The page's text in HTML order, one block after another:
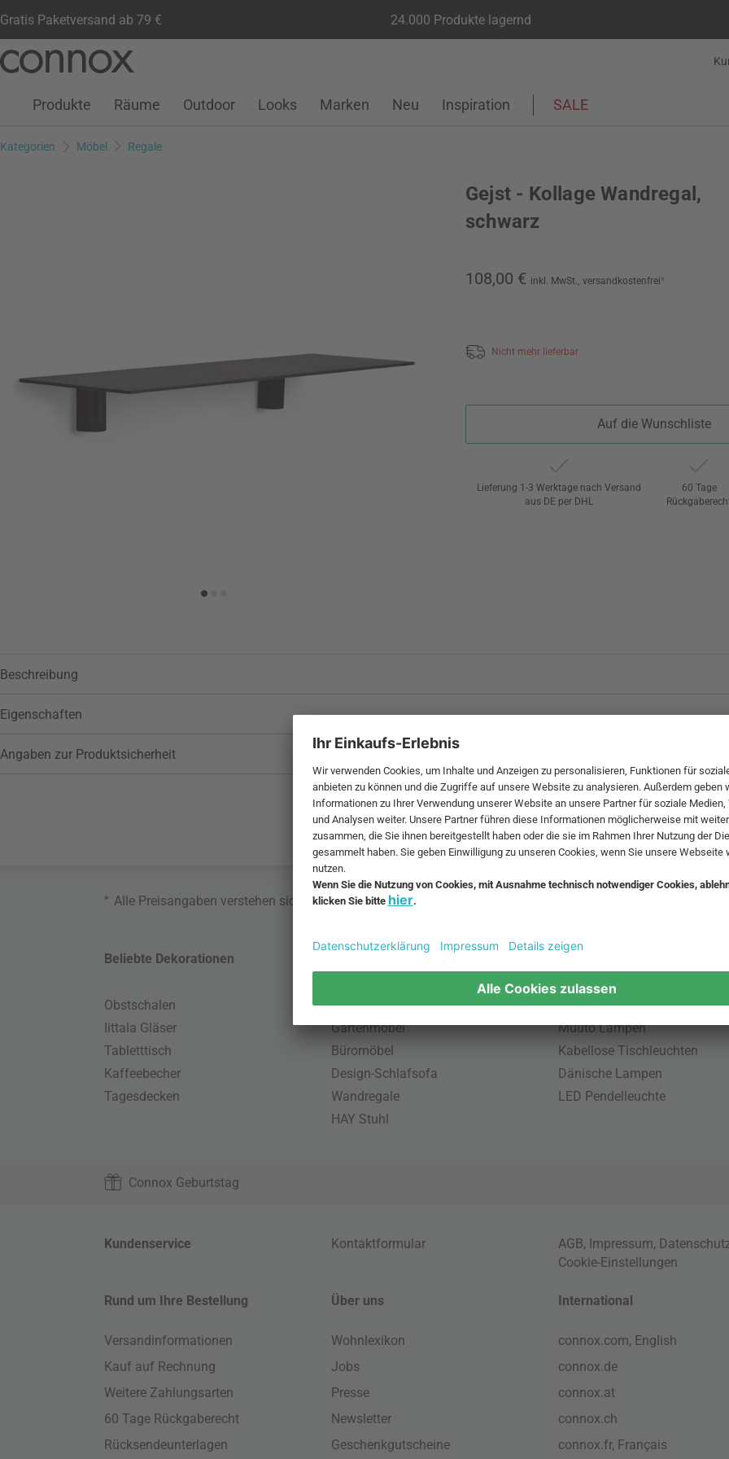
Gratis Paketversand ab 79 € 24.000 Produkte lagernd
Seiteninhalt
Suchfeld
Kundenkonto
Wunschliste
Warenkorb
Produkte Räume Outdoor Looks Marken Neu Inspiration SALE
Kategorien Möbel Regale
Gejst - Kollage Wandregal,
schwarz
108,00 € inkl. MwSt., versandkostenfrei*
Nicht mehr lieferbar
Auf die Wunschliste
Lieferung 1-3 Werktage nach Versand
aus DE per DHL
60 Tage
Beschreibung
Eigenschaften
Angaben zur Produktsicherheit
* Alle Preisangaben verstehen sich inklusive MwSt. und zzgl.
Beliebte Dekorationen
Obstschalen
Iittala Gläser
Tabletttisch
Kaffeebecher
Tagesdecken
Skandinavische Möbel
Gartenmöbel
Büromöbel
Design-Schlafsofa
Wandregale
HAY Stuhl
Pendellampe für Außen
Muuto Lampen
Kabellose Tischleuchten
Dänische Lampen
LED Pendelleuchte
Connox Geburtstag
Kundenservice Kontaktformular AGB, Impressum,
Cookie-Einstellungen
Rund um Ihre Bestellung
Versandinformationen
Kauf auf Rechnung
Weitere Zahlungsarten
60 Tage Rückgaberecht
Rücksendeunterlagen
Über uns
Wohnlexikon
Jobs
Presse
Newsletter
Geschenkgutscheine
International
connox.com, English
connox.de
connox.at
connox.ch
connox.fr, Français